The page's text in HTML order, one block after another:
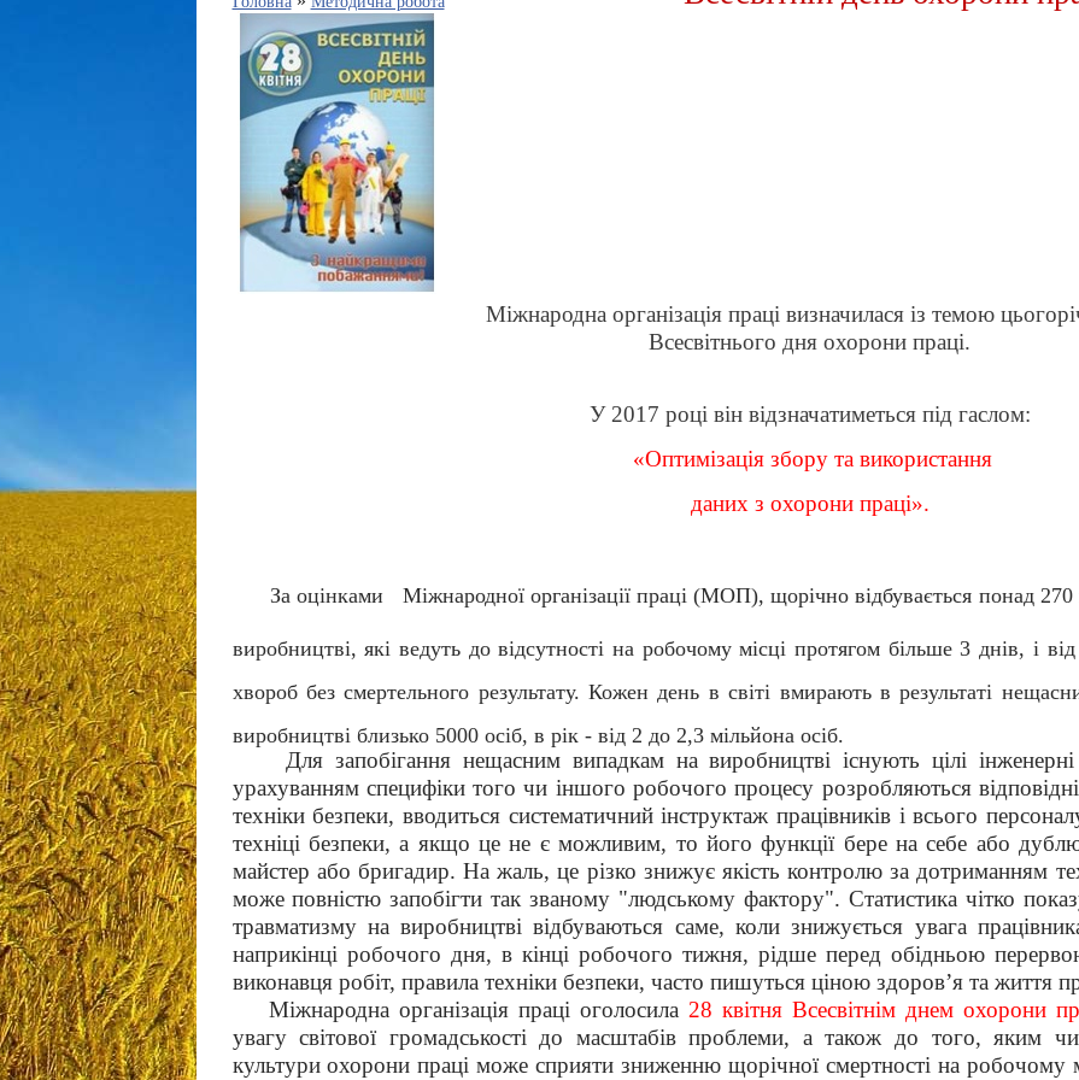
Міжнародна організація праці визначилася із темою
Всесвітнього дня охорони праці.
У 2017 році він відзначатиметься під гаслом:
«Оптимізація збору та використання
даних з охорони праці».
За оцінками Міжнародної організації праці (МОП), щорічно відбувається понад
виробництві, які ведуть до відсутності на робочому місці протягом більше 3 днів, і
хвороб без смертельного результату. Кожен день в світі вмирають в результаті
виробництві близько 5000 осіб, в рік - від 2 до 2,3 мільйона осіб.
Для запобігання нещасним випадкам на виробництві існують цілі
урахуванням специфіки того чи іншого робочого процесу розробляються
техніки безпеки, вводиться систематичний інструктаж працівників і всього
техніці безпеки, а якщо це не є можливим, то його функції бере на себе або
майстер або бригадир. На жаль, це різко знижує якість контролю за дотриманням
може повністю запобігти так званому "людському фактору". Статистика чітко
травматизму на виробництві відбуваються саме, коли знижується увага
наприкінці робочого дня, в кінці робочого тижня, рідше перед обідньою
виконавця робіт, правила техніки безпеки, часто пишуться ціною здоров’я та життя
Міжнародна організація праці оголосила 28 квітня Всесвітнім днем охорони
увагу світової громадськості до масштабів проблеми, а також до того, яким
культури охорони праці може сприяти зниженню щорічної смертності на робочому